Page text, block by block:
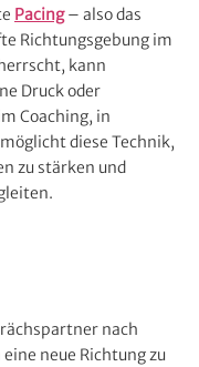
Pacing– also das
Richtungsgebung im
kann
Druck oder
Coaching, in
diese Technik,
zu stärken und
nach
neue Richtung zu